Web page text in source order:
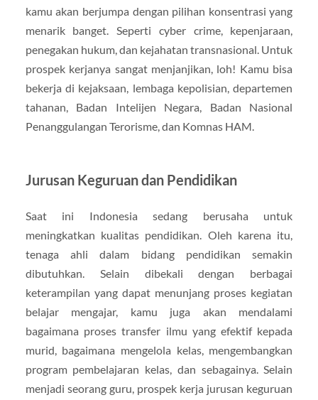
kamu akan berjumpa dengan pilihan konsentrasi yang
menarik banget. Seperti cyber crime, kepenjaraan,
penegakan hukum, dan kejahatan transnasional. Untuk
prospek kerjanya sangat menjanjikan, loh! Kamu bisa
bekerja di kejaksaan, lembaga kepolisian, departemen
tahanan, Badan Intelijen Negara, Badan Nasional
Penanggulangan Terorisme, dan Komnas HAM.
Jurusan Keguruan dan Pendidikan
Saat ini Indonesia sedang berusaha untuk
meningkatkan kualitas pendidikan. Oleh karena itu,
tenaga ahli dalam bidang pendidikan semakin
dibutuhkan. Selain dibekali dengan berbagai
keterampilan yang dapat menunjang proses kegiatan
belajar mengajar, kamu juga akan mendalami
bagaimana proses transfer ilmu yang efektif kepada
murid, bagaimana mengelola kelas, mengembangkan
program pembelajaran kelas, dan sebagainya. Selain
menjadi seorang guru, prospek kerja jurusan keguruan